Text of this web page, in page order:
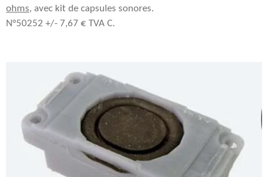
ohms, avec kit de capsules sonores.
N°50252 +/- 7,67 € TVA C.